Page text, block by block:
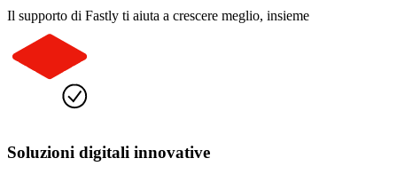
Il supporto di Fastly ti aiuta a crescere meglio, insieme
Soluzioni digitali innovative